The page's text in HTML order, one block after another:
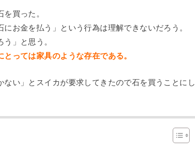
買った。
お金を払う」という行為は理解できないだろう。
」と思う。
っては家具のような存在である。
い」とスイカが要求してきたので石を買うことにし